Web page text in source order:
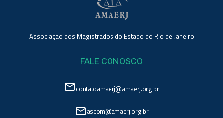
Associação dos Magistrados do Estado do Rio de Janeiro
FALE CONOSCO
mail_outlinecontatoamaerj@amaerj.org.br
mail_outlineascom@amaerj.org.br